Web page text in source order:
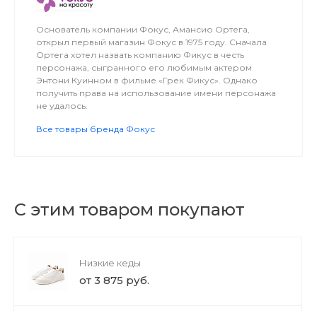
Основатель компании Фокус, Амансио Ортега,
открыл первый магазин Фокус в 1975 году. Сначала
Ортега хотел назвать компанию Фикус в честь
персонажа, сыгранного его любимым актером
Энтони Куинном в фильме «Грек Фикус». Однако
получить права на использование имени персонажа
не удалось.
Все товары бренда Фокус
С этим товаром покупают
Низкие кеды
от 3 875 руб.